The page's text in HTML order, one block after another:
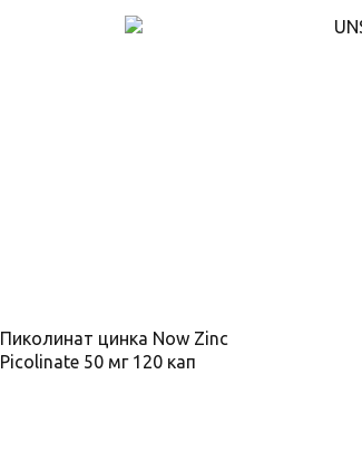
Пиколинат цинка Now Zinc
Picolinate 50 мг 120 кап